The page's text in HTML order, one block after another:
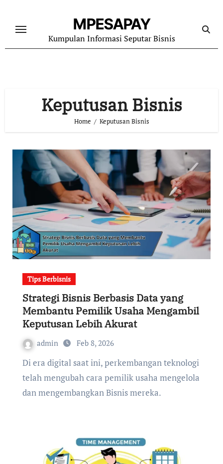
content
MPESAPAY
Kumpulan Informasi Seputar Bisnis
Keputusan Bisnis
Home Keputusan Bisnis
Tips Berbisnis
Strategi Bisnis Berbasis Data yang
Membantu Pemilik Usaha Mengambil
Keputusan Lebih Akurat
admin Feb 8, 2026
Di era digital saat ini, perkembangan teknologi
telah mengubah cara pemilik usaha mengelola
dan mengembangkan Bisnis mereka.